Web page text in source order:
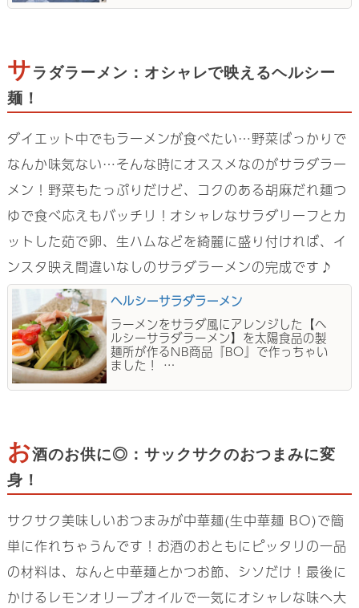
サラダラーメン：オシャレで映えるヘルシー
麺！
ダイエット中でもラーメンが食べたい…野菜ばっかりで
なんか味気ない…そんな時にオススメなのがサラダラー
メン！野菜もたっぷりだけど、コクのある胡麻だれ麺つ
ゆで食べ応えもバッチリ！オシャレなサラダリーフとカ
ットした茹で卵、生ハムなどを綺麗に盛り付ければ、イ
ンスタ映え間違いなしのサラダラーメンの完成です♪
ヘルシーサラダラーメン
ラーメンをサラダ風にアレンジした【ヘ
ルシーサラダラーメン】を太陽食品の製
麺所が作るNB商品『BO』で作っちゃい
ました！ …
お酒のお供に◎：サックサクのおつまみに変
身！
サクサク美味しいおつまみが中華麺(生中華麺 BO)で簡
単に作れちゃうんです！お酒のおともにピッタリの一品
の材料は、なんと中華麺とかつお節、シソだけ！最後に
かけるレモンオリーブオイルで一気にオシャレな味へ大